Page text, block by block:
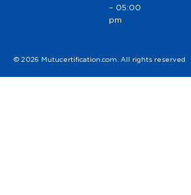
– 05:00
pm
© 2026 Mutucertification.com. All rights reserved